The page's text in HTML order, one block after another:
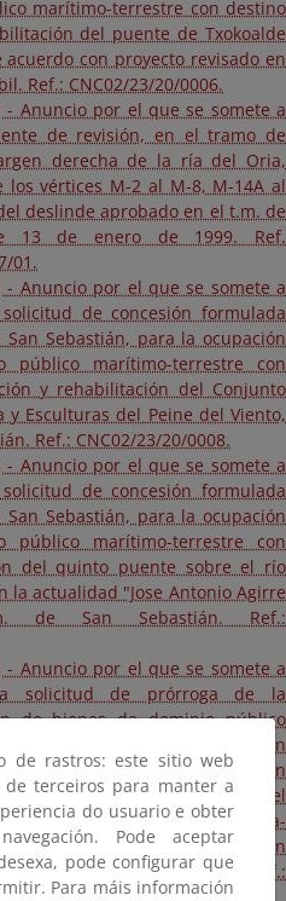
marítimo-terrestre con destino
del puente de Txokoalde
con proyecto revisado en
Ref.: CNC02/23/20/0006.
- Anuncio por el que se somete a
de revisión, en el tramo de
derecha de la ría del Oria,
los vértices M-2 al M-8, M-14A al
deslinde aprobado en el t.m. de
13 de enero de 1999. Ref.
01.
- Anuncio por el que se somete a
de concesión formulada
Sebastián, para la ocupación
público marítimo-terrestre con
y rehabilitación del Conjunto
y Esculturas del Peine del Viento,
Ref.: CNC02/23/20/0008.
- Anuncio por el que se somete a
de concesión formulada
Sebastián, para la ocupación
público marítimo-terrestre con
del quinto puente sobre el río
la actualidad "Jose Antonio Agirre
de San Sebastián. Ref.:
- Anuncio por el que se somete a
solicitud de prórroga de la
de bienes de dominio público
al Ayuntamiento de San
de 16 de octubre de 2008, con
las obras comprendidas en el
pasarela entre el parque Cristina-
sobre el río Urumea en San
de San Sebastián. Ref.:
de rastros: este sitio web
terceiros para manter a
do usuario e obter
Pode aceptar
pode configurar que
Para máis información